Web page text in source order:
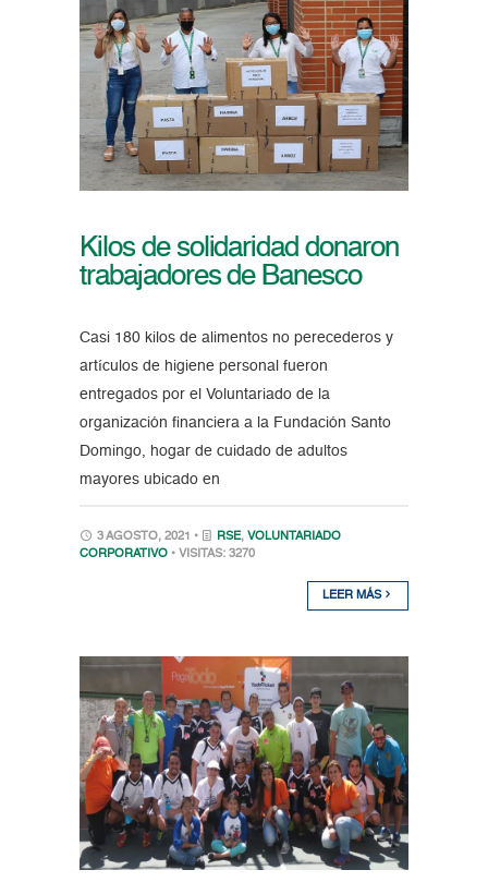
Kilos de solidaridad donaron
trabajadores de Banesco
Casi 180 kilos de alimentos no perecederos y
artículos de higiene personal fueron
entregados por el Voluntariado de la
organización financiera a la Fundación Santo
Domingo, hogar de cuidado de adultos
mayores ubicado en
3 AGOSTO, 2021 • RSE, VOLUNTARIADO
CORPORATIVO • VISITAS: 3270
LEER MÁS